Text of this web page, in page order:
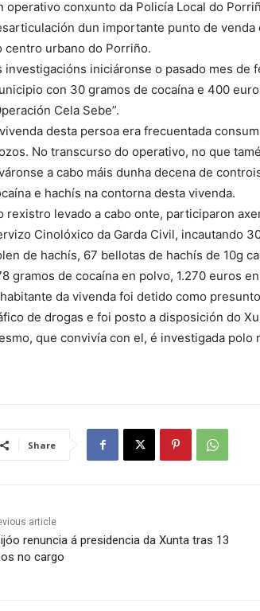
operativo conxunto da Policía Local do
dun importante punto de
centro urbano do Porriño.
investigacións iniciáronse o pasado mes
con 30 gramos de cocaína e 400
Cela Sebe”.
desta persoa era frecuentada
No transcurso do operativo, no que
a cabo máis dunha decena de
e hachís na contorna desta vivenda.
rexistro levado a cabo onte, participaron
Cinolóxico da Garda Civil, incautando
de hachís, 67 bellotas de hachís de 10g
gramos de cocaína en polvo, 1.270 euros
da vivenda foi detido como
de drogas e foi posto a disposición do
que convivía con el, é investigada polo
Share
article
renuncia á presidencia da Xunta tras 13
no cargo